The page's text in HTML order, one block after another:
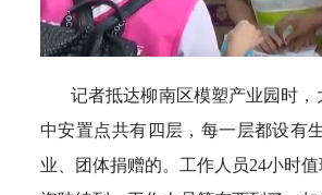
记者抵达柳南区模塑产业园时
中安置点共有四层，每一层都设有
业、团体捐赠的。工作人员24小时